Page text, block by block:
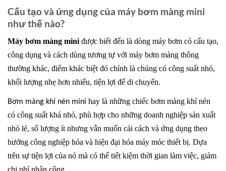
Cấu tạo và ứng dụng của máy bơm màng mini
như thế nào?
Máy bơm màng mini được biết đến là dòng máy bơm có cấu tạo,
công dụng và cách dùng tương tự với máy bơm màng thông
thường khác, điểm khác biệt đó chính là chúng có công suất nhỏ,
khối lượng nhẹ hơn nhiểu, tiện lợi để di chuyển.
Bơm màng khí nén mini hay là những chiếc bơm màng khí nén
có công suất khá nhỏ, phù hợp cho những doanh nghiệp sản xuất
nhỏ lẻ, số lượng ít nhưng vẫn muốn cải cách và ứng dụng theo
hướng công nghiệp hóa và hiện đại hóa máy móc thiết bị. Dựa
trên sự tiện lợi của nó mà có thể tiết kiệm thời gian làm việc, giảm